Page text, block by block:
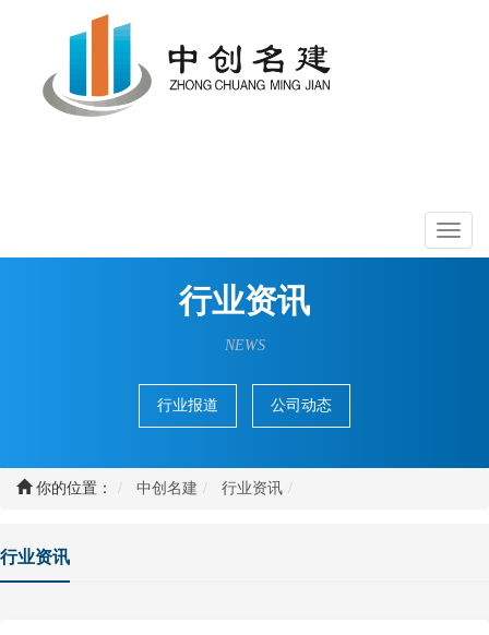
Toggle
行业资讯
NEWS
行业报道 公司动态
你的位置： 中创名建 行业资讯
行业资讯